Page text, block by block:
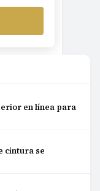
en línea para
cintura se